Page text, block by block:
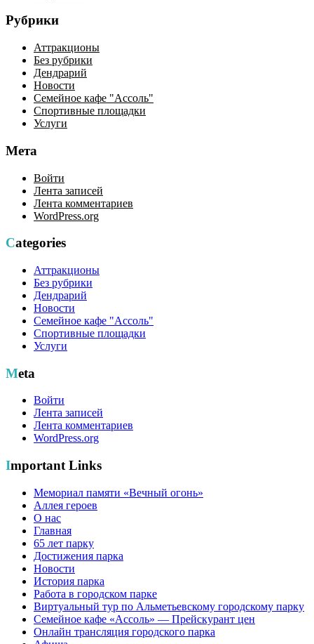
Рубрики
Аттракционы
Без рубрики
Дендрарий
Новости
Семейное кафе "Ассоль"
Спортивные площадки
Услуги
Мета
Войти
Лента записей
Лента комментариев
WordPress.org
Categories
Аттракционы
Без рубрики
Дендрарий
Новости
Семейное кафе "Ассоль"
Спортивные площадки
Услуги
Meta
Войти
Лента записей
Лента комментариев
WordPress.org
Important Links
Мемориал памяти «Вечный огонь»
Аллея героев
О нас
Главная
65 лет парку
Достижения парка
Новости
История парка
Работа в городском парке
Виртуальный тур по Альметьевскому городскому парку
Семейное кафе «Ассоль» — Прейскурант цен
Онлайн трансляция городского парка